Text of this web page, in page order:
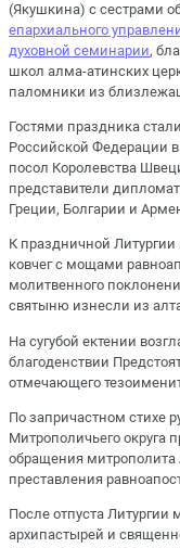
(Якушкина) с сестрами
епархиального
духовной семинарии,
школ алма-атинских
паломники из
Гостями праздника
Российской Федерации
посол Королевства
представители
Греции, Болгарии и
К праздничной
ковчег с мощами
молитвенного
святыню изнесли из
На сугубой ектении
благоденствии
отмечающего
По запричастном стихе
Митрополичьего округа
обращения митрополита
преставления
После отпуста
архипастырей и